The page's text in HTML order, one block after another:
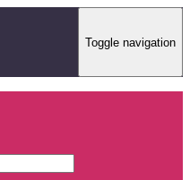
Toggle navigation